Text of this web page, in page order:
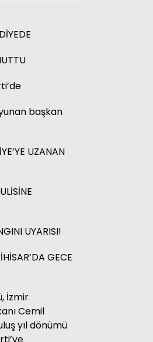
Alemin
çözdük
Hazine
Bildiriyor:
başkan
UZANAN
UYARISI!
GECE
İzmir
Cemil
yıl dönümü